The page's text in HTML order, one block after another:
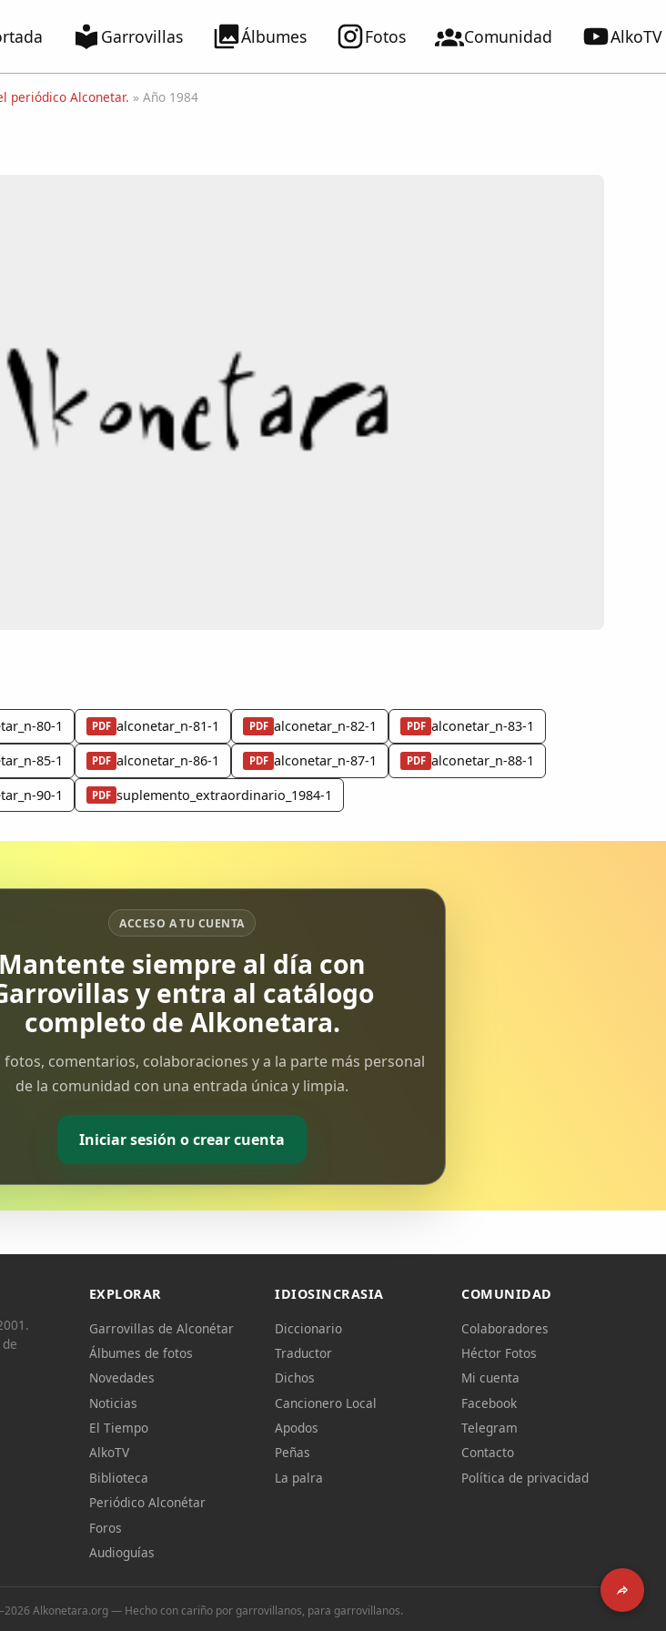
Garrovillas Álbumes Fotos Comunidad AlkoTV
periódico Alconetar. » Año 1984
80-1 PDF alconetar_n-81-1 PDF alconetar_n-82-1 PDF alconetar_n-83-1
85-1 PDF alconetar_n-86-1 PDF alconetar_n-87-1 PDF alconetar_n-88-1
90-1 PDF suplemento_extraordinario_1984-1
ACCESO A TU CUENTA
Mantente siempre al día con
y entra al catálogo
completo de Alkonetara.
fotos, comentarios, colaboraciones y a la parte más personal
de la comunidad con una entrada única y limpia.
Iniciar sesión o crear cuenta
EXPLORAR
Garrovillas de Alconétar
Álbumes de fotos
Novedades
Noticias
El Tiempo
AlkoTV
Biblioteca
Periódico Alconétar
Foros
Audioguías
IDIOSINCRASIA
Diccionario
Traductor
Dichos
Cancionero Local
Apodos
Peñas
La palra
COMUNIDAD
Colaboradores
Héctor Fotos
Mi cuenta
Facebook
Telegram
Contacto
Política de privacidad
Alkonetara.org — Hecho con cariño por garrovillanos, para garrovillanos.